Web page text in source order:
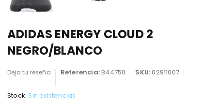
ADIDAS ENERGY CLOUD 2
NEGRO/BLANCO
Deja tu reseña Referencia:B44750 SKU:02911007
Stock: Sin existencias